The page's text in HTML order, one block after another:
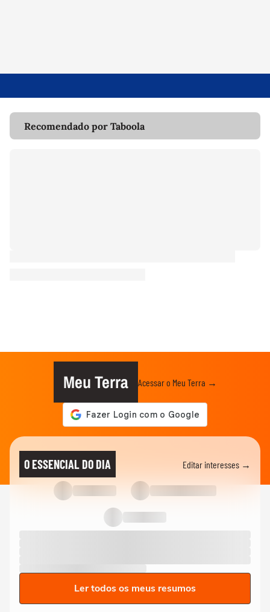
Recomendado por Taboola
Meu Terra Acessar o Meu Terra →
O ESSENCIAL DO DIA Editar interesses →
Ler todos os meus resumos